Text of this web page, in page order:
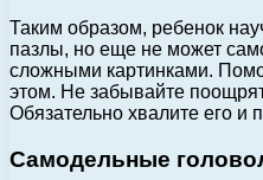
Таким образом, ребенок
пазлы, но еще не может
сложными картинками.
этом. Не забывайте
Обязательно хвалите его и
Самодельные